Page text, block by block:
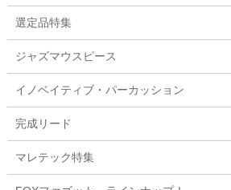
選定品特集
ジャズマウスピース
イノベイティブ・パーカッション
完成リード
マレテック特集